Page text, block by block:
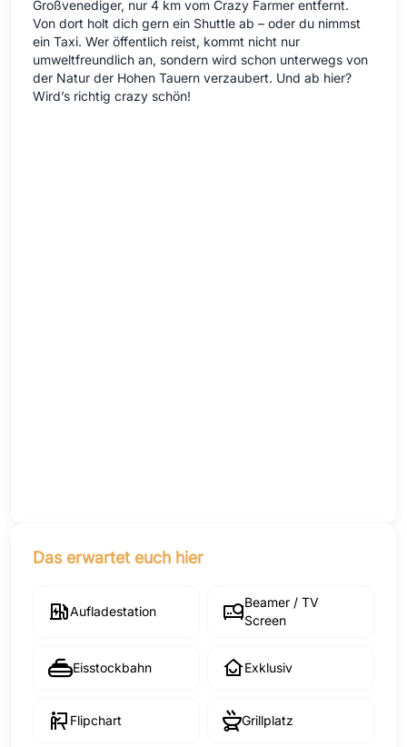
Großvenediger, nur 4 km vom Crazy Farmer entfernt.
Von dort holt dich gern ein Shuttle ab – oder du nimmst
ein Taxi. Wer öffentlich reist, kommt nicht nur
umweltfreundlich an, sondern wird schon unterwegs von
der Natur der Hohen Tauern verzaubert. Und ab hier?
Wird’s richtig crazy schön!
Das erwartet euch hier
Aufladestation
Beamer / TV
Screen
Eisstockbahn Exklusiv
Flipchart Grillplatz